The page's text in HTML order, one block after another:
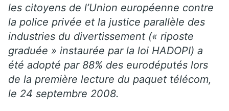
les citoyens de l’Union européenne contre
la police privée et la justice parallèle des
industries du divertissement (« riposte
graduée » instaurée par la loi HADOPI) a
été adopté par 88% des eurodéputés lors
de la première lecture du paquet télécom,
le 24 septembre 2008.